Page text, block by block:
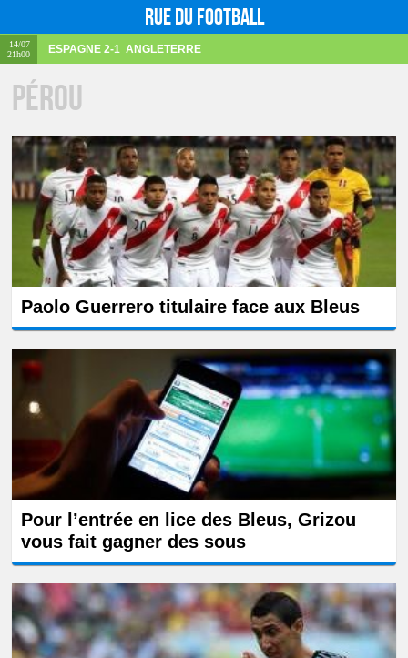
Rue du football
14/07
21h00
ESPAGNE 2-1 ANGLETERRE
Pérou
Paolo Guerrero titulaire face aux Bleus
Pour l’entrée en lice des Bleus, Grizou
vous fait gagner des sous